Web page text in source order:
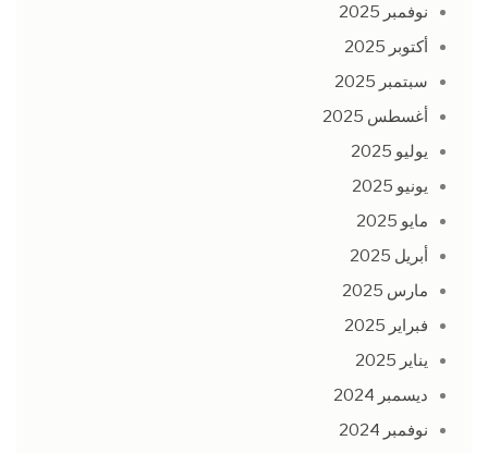
نوفمبر 2025
أكتوبر 2025
سبتمبر 2025
أغسطس 2025
يوليو 2025
يونيو 2025
مايو 2025
أبريل 2025
مارس 2025
فبراير 2025
يناير 2025
ديسمبر 2024
نوفمبر 2024